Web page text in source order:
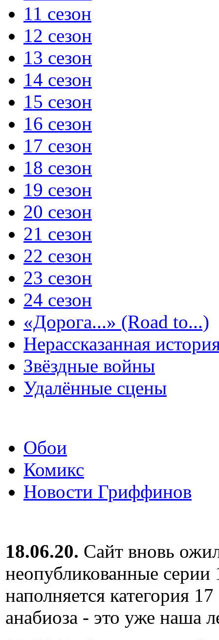
11 сезон
12 сезон
13 сезон
14 сезон
15 сезон
16 сезон
17 сезон
18 сезон
19 сезон
20 сезон
21 сезон
22 сезон
23 сезон
24 сезон
«Дорога...» (Road to...)
Нерассказанная
Звёздные войны
Удалённые сцены
Обои
Комикс
Новости Гриффинов
18.06.20. Сайт вновь
неопубликованные серии
наполняется категория
анабиоза - это уже наша